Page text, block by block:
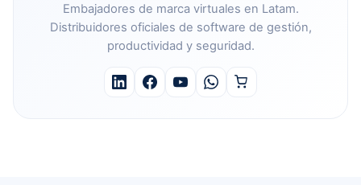
Embajadores de marca virtuales en Latam.
Distribuidores oficiales de software de gestión,
productividad y seguridad.